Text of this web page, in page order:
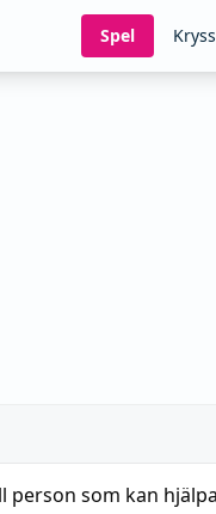
Spel
person som kan